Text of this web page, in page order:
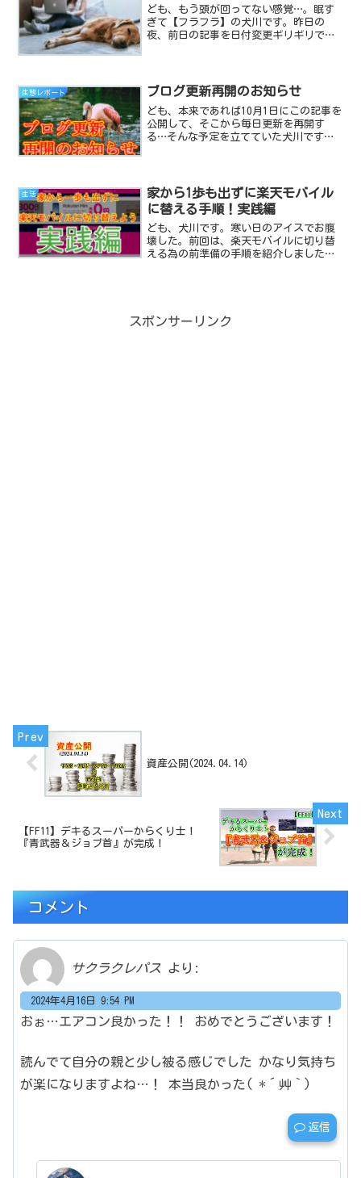
ども、もう頭が回ってない感覚…。眠す
ぎて【フラフラ】の犬川です。昨日の
夜、前日の記事を日付変更ギリギリで更
てました。家事をこなし...
生態レポート ブログ更新再開のお知らせ
ども、本来であれば10月1日にこの記事を
公開して、そこから毎日更新を再開す
る…そんな予定を立てていた犬川です。
運営するブログのリアル...
生活
家から1歩も出ずに楽天モバイル
に替える手順！実践編
ども、犬川です。寒い日のアイスでお腹
壊した。前回は、楽天モバイルに切り替
える為の前準備の手順を紹介しました。
スポンサーリンク
資産公開(2024.04.14)
【FF11】デキるスーパーからくり士！
『青武器＆ジョブ首』が完成！
コメント
サクラクレパス より:
2024年4月16日 9:54 PM
おぉ…エアコン良かった！！ おめでとうございます！
読んでて自分の親と少し被る感じでした
かなり気持ち
が楽になりますよね…！
本当良かった( *´艸｀)
返信